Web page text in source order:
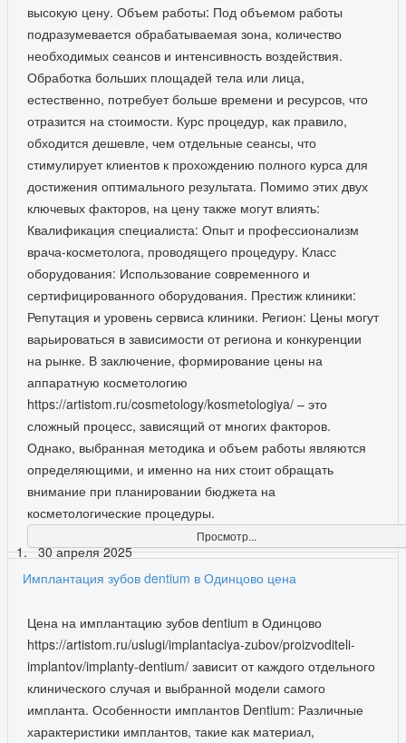
высокую цену. Объем работы: Под объемом работы
подразумевается обрабатываемая зона, количество
необходимых сеансов и интенсивность воздействия.
Обработка больших площадей тела или лица,
естественно, потребует больше времени и ресурсов, что
отразится на стоимости. Курс процедур, как правило,
обходится дешевле, чем отдельные сеансы, что
стимулирует клиентов к прохождению полного курса для
достижения оптимального результата. Помимо этих двух
ключевых факторов, на цену также могут влиять:
Квалификация специалиста: Опыт и профессионализм
врача-косметолога, проводящего процедуру. Класс
оборудования: Использование современного и
сертифицированного оборудования. Престиж клиники:
Репутация и уровень сервиса клиники. Регион: Цены могут
варьироваться в зависимости от региона и конкуренции
на рынке. В заключение, формирование цены на
аппаратную косметологию
https://artistom.ru/cosmetology/kosmetologiya/ – это
сложный процесс, зависящий от многих факторов.
Однако, выбранная методика и объем работы являются
определяющими, и именно на них стоит обращать
внимание при планировании бюджета на
косметологические процедуры.
Просмотр...
30 апреля 2025
Имплантация зубов dentium в Одинцово цена
Цена на имплантацию зубов dentium в Одинцово
https://artistom.ru/uslugi/implantaciya-zubov/proizvoditeli-
implantov/implanty-dentium/ зависит от каждого отдельного
клинического случая и выбранной модели самого
импланта. Особенности имплантов Dentium: Различные
характеристики имплантов, такие как материал,